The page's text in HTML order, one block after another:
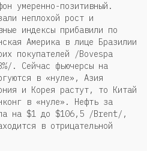
умеренно-позитивный.
неплохой рост и
индексы прибавили по
Америка в лице Бразилии
покупателей /Bovespa
. Сейчас фьючерсы на
в «нуле», Азия
и Корея растут, то Китай
в «нуле». Нефть за
на $1 до $106,5 /Brent/,
в отрицательной